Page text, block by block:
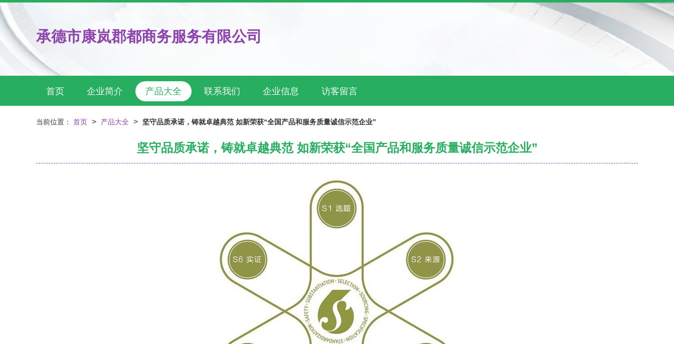
承德市康岚郡都商务服务有限公司
首页 企业简介 产品大全 联系我们 企业信息 访客留言
当前位置： 首页 > 产品大全 > 坚守品质承诺，铸就卓越典范 如新荣获“全国产品和服务质量诚信示范企业”
坚守品质承诺，铸就卓越典范 如新荣获“全国产品和服务质量诚信示范企业”